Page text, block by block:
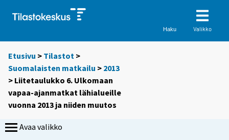
Haku Valikko
Etusivu > Tilastot >
Suomalaisten matkailu > 2013
> Liitetaulukko 6. Ulkomaan
vapaa-ajanmatkat lähialueille
vuonna 2013 ja niiden muutos
Avaa valikko